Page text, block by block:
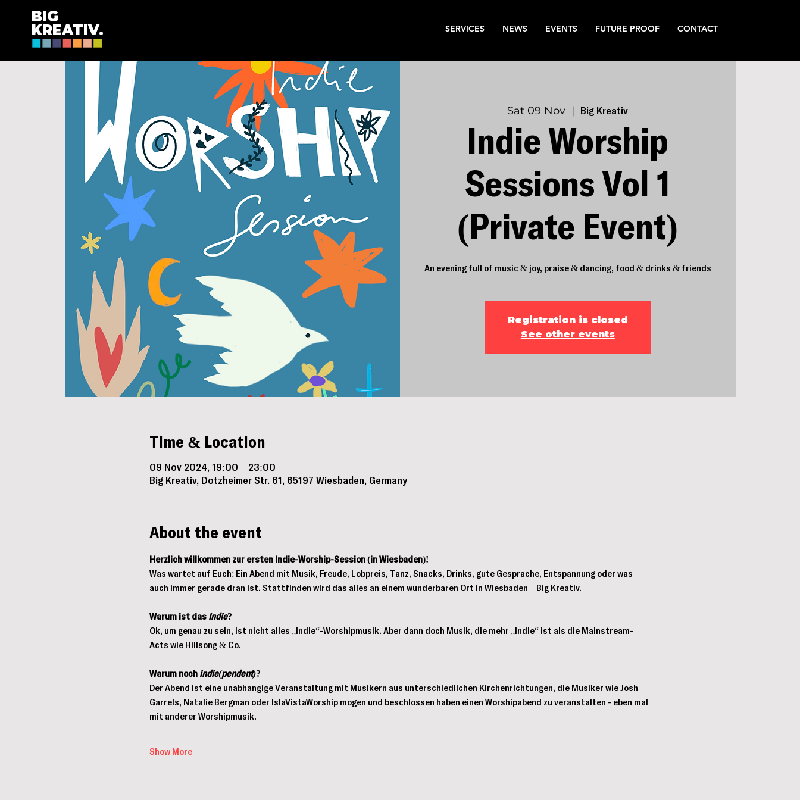
BIG
KREATIV. SERVICES NEWS EVENTS FUTURE PROOF CONTACT
Sat 09 Nov
  |
Big Kreativ
Indie Worship
Sessions Vol 1
(Private Event)
An evening full of music & joy, praise & dancing, food & drinks & friends
Registration is closed
See other events
Time & Location
09 Nov 2024, 19:00 – 23:00
Big Kreativ, Dotzheimer Str. 61, 65197 Wiesbaden, Germany
About the event
Herzlich willkommen zur ersten Indie-Worship-Session (in Wiesbaden)!
Was wartet auf Euch: Ein Abend mit Musik, Freude, Lobpreis, Tanz, Snacks, Drinks, gute Gespräche, Entspannung oder was
auch immer gerade dran ist. Stattfinden wird das alles an einem wunderbaren Ort in Wiesbaden – Big Kreativ.
Warum ist das Indie?
Ok, um genau zu sein, ist nicht alles „Indie“-Worshipmusik. Aber dann doch Musik, die mehr „Indie“ ist als die Mainstream-
Acts wie Hillsong & Co.
Warum noch indie(pendent)?
Der Abend ist eine unabhängige Veranstaltung mit Musikern aus unterschiedlichen Kirchenrichtungen, die Musiker wie Josh
Garrels, Natalie Bergman oder IslaVistaWorship mögen und beschlossen haben einen Worshipabend zu veranstalten - eben mal
mit anderer Worshipmusik.
Show More